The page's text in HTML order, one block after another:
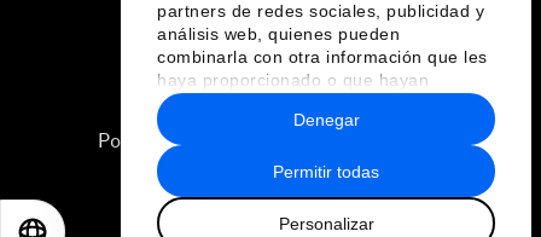
partners de redes sociales, publicidad y
análisis web, quienes pueden
combinarla con otra información que les
haya proporcionado o que hayan
recopilado a partir del uso que haya
hecho de sus servicios.
Permitir todas
Personalizar
Denegar
Política de privacidad y normas de uso
Sitemap
2026 Foro Económico Mundial